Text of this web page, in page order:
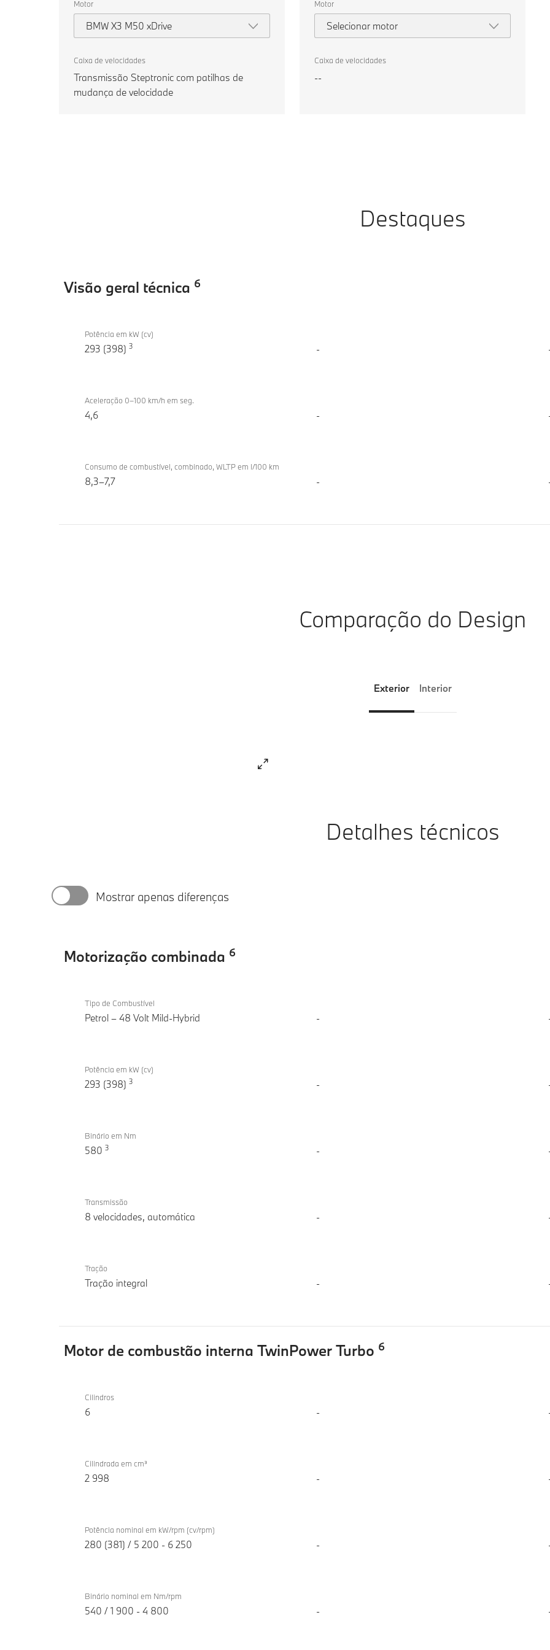
Motor
BMW X3 M50 xDrive
Caixa de velocidades
Transmissão Steptronic com patilhas de
mudança de velocidade
Motor
Selecionar motor
Caixa de velocidades
--
Destaques
Visão geral técnica 6
técnica
X3
M50
Potência em kW (cv)
293 (398) 3 -
Aceleração 0–100 km/h em seg.
4,6 -
Consumo de combustível, combinado, WLTP em l/100 km
8,3–7,7 -
Comparação do Design
Exterior Interior
Detalhes técnicos
Mostrar apenas diferenças
Motorização combinada 6
combinada
X3
M50
Tipo de Combustível
Petrol – 48 Volt Mild-Hybrid -
Potência em kW (cv)
293 (398) 3 -
Binário em Nm
580 3 -
Transmissão
8 velocidades, automática -
Tração
Tração integral -
Motor de combustão interna TwinPower Turbo 6
combustão
X3
M50
Cilindros
6 -
Cilindrada em cm³
2 998 -
Potência nominal em kW/rpm (cv/rpm)
280 (381) / 5 200 - 6 250 -
Binário nominal em Nm/rpm
540 / 1 900 - 4 800 -